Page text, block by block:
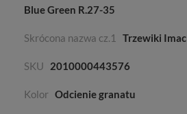
Blue Green R.27-35
Skrócona nazwa cz.1 Trzewiki Imac
SKU 2010000443576
Kolor Odcienie granatu